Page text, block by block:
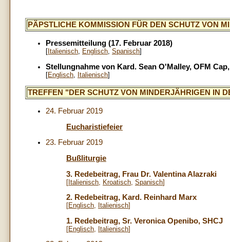
PÄPSTLICHE KOMMISSION FÜR DEN SCHUTZ VON
Pressemitteilung (17. Februar 2018)
[ Italienisch Englisch Spanisch]
Stellungnahme von Kard. Sean O'Malley, OFM
[Englisch Italienisch]
TREFFEN "DER SCHUTZ VON MINDERJÄHRIGEN IN
24. Februar 2019
Eucharistiefeier
23. Februar 2019
Bußliturgie
3. Redebeitrag, Frau Dr. Valentina Alazraki
[Italienisch Kroatisch Spanisch]
2. Redebeitrag, Kard. Reinhard Marx
[Englisch, Italienisch]
1. Redebeitrag, Sr. Veronica Openibo, SHCJ
[Englisch Italienisch]